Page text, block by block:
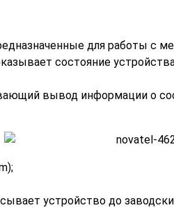
для работы с
состояние
вывод информации о
устройство до